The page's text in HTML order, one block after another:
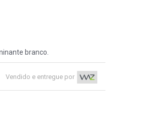
branco.
Vendido e entregue por